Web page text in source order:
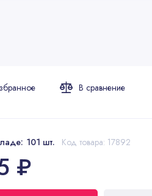
101 шт. Код товара: 17892
₽
В сравнение